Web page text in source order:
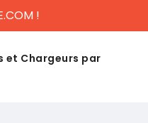
!
et Chargeurs par